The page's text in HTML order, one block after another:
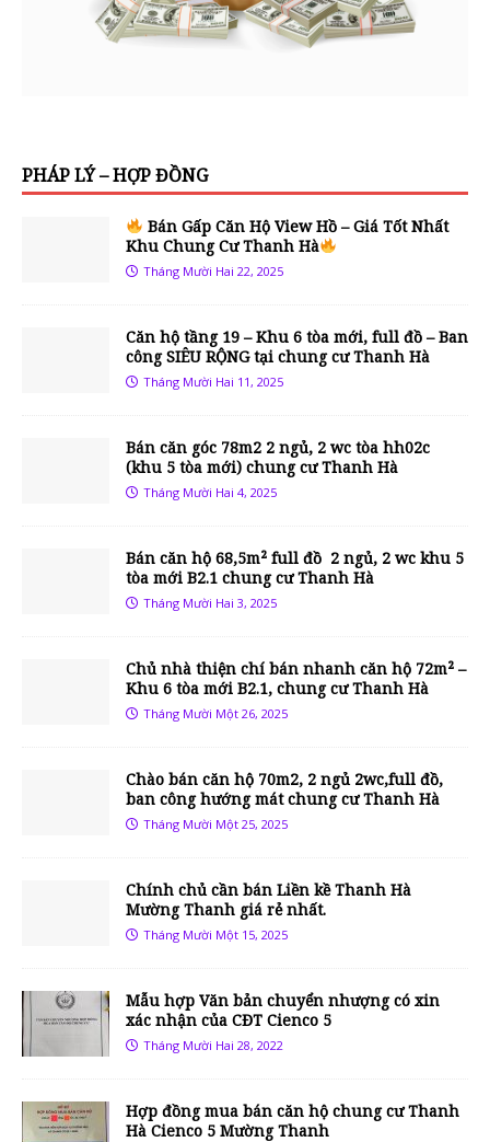
PHÁP LÝ – HỢP ĐỒNG
Bán Gấp Căn Hộ View Hồ – Giá Tốt Nhất
Khu Chung Cư Thanh Hà
Tháng Mười Hai 22, 2025
Căn hộ tầng 19 – Khu 6 tòa mới, full đồ – Ban
công SIÊU RỘNG tại chung cư Thanh Hà
Tháng Mười Hai 11, 2025
Bán căn góc 78m2 2 ngủ, 2 wc tòa hh02c
(khu 5 tòa mới) chung cư Thanh Hà
Tháng Mười Hai 4, 2025
Bán căn hộ 68,5m² full đồ 2 ngủ, 2 wc khu 5
tòa mới B2.1 chung cư Thanh Hà
Tháng Mười Hai 3, 2025
Chủ nhà thiện chí bán nhanh căn hộ 72m² –
Khu 6 tòa mới B2.1, chung cư Thanh Hà
Tháng Mười Một 26, 2025
Chào bán căn hộ 70m2, 2 ngủ 2wc,full đồ,
ban công hướng mát chung cư Thanh Hà
Tháng Mười Một 25, 2025
Chính chủ cần bán Liền kề Thanh Hà
Mường Thanh giá rẻ nhất.
Tháng Mười Một 15, 2025
Mẫu hợp Văn bản chuyển nhượng có xin
xác nhận của CĐT Cienco 5
Tháng Mười Hai 28, 2022
Hợp đồng mua bán căn hộ chung cư Thanh
Hà Cienco 5 Mường Thanh